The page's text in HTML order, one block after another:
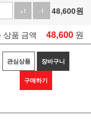
+1 -1 48,600원
상품 금액 48,600 원
관심상품 장바구니
구매하기